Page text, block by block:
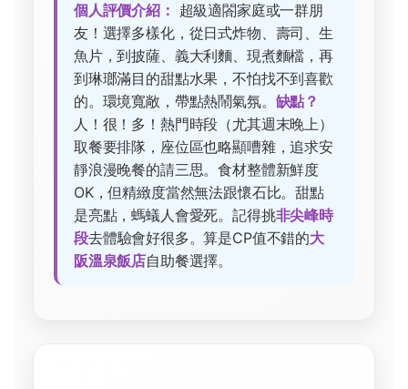
個人評價介紹： 超級適閤家庭或一群朋
友！選擇多樣化，從日式炸物、壽司、生
魚片，到披薩、義大利麵、現煮麵檔，再
到琳瑯滿目的甜點水果，不怕找不到喜歡
的。環境寬敞，帶點熱鬧氣氛。 缺點？
人！很！多！熱門時段（尤其週末晚上）
取餐要排隊，座位區也略顯嘈雜，追求安
靜浪漫晚餐的請三思。食材整體新鮮度
OK，但精緻度當然無法跟懷石比。甜點
是亮點，螞蟻人會愛死。記得挑非尖峰時
段去體驗會好很多。算是CP值不錯的大
阪溫泉飯店自助餐選擇。